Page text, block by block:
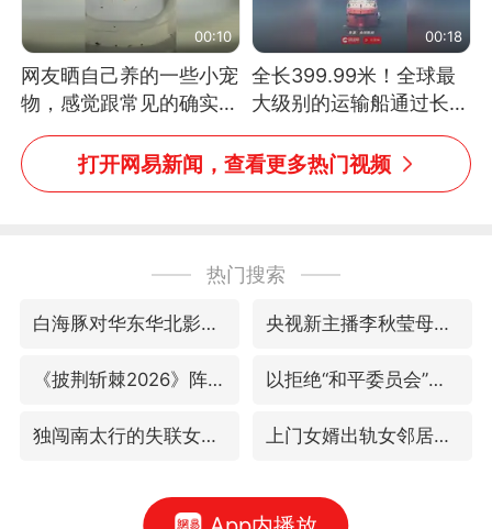
00:10
网友晒自己养的一些小宠
物，感觉跟常见的确实有
些不一样
00:18
全长399.99米！全球最
大级别的运输船通过长江
大桥这一幕，太震撼了！
打开网易新闻，查看更多热门视频
热门搜索
白海豚对华东华北影响会大于巴威 央视新主播李秋莹母校发文祝贺
《披荆斩棘2026》阵容官宣 以拒绝“和平委员会”的加沙和平计划
独闯南太行的失联女生最后轨迹已确认 上门女婿出轨女邻居多年被判重婚罪